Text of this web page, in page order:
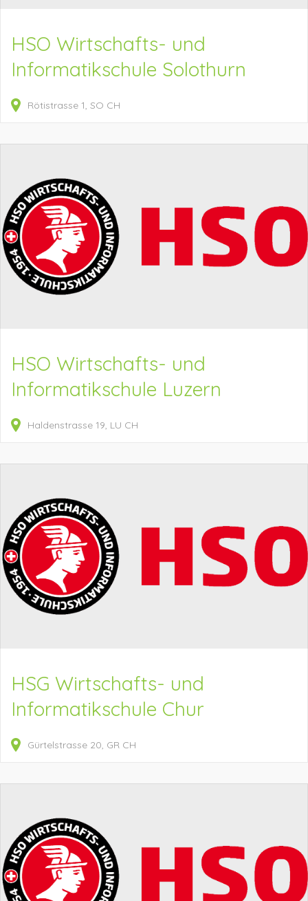
HSO Wirtschafts- und
Informatikschule Solothurn
Rötistrasse 1 SO CH
HSO Wirtschafts- und
Informatikschule Luzern
Haldenstrasse 19 LU CH
HSG Wirtschafts- und
Informatikschule Chur
Gürtelstrasse 20 GR CH